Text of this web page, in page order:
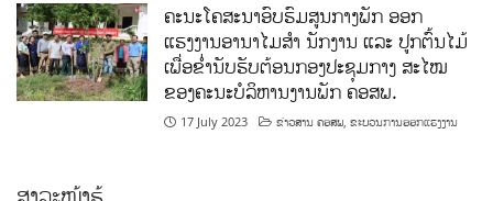
ຄະນະໂຄສະນາອົບຮົມສູນກາງພັກ ອອກ
ແຮງງານອານາໄມສໍາ ນັກງານ ແລະ ປູກຕົ້ນໄມ້
ເພື່ອຂໍ່ານັບຮັບຕ້ອນກອງປະຊຸມກາງ ສະໄໝ
ຂອງຄະນະບໍລິຫານງານພັກ ຄອສພ.
17 July 2023 ຂ່າວສານ ຄອສພ ,ຂະບວນການອອກແຮງງານ